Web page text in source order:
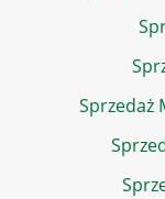
Sprzedaż